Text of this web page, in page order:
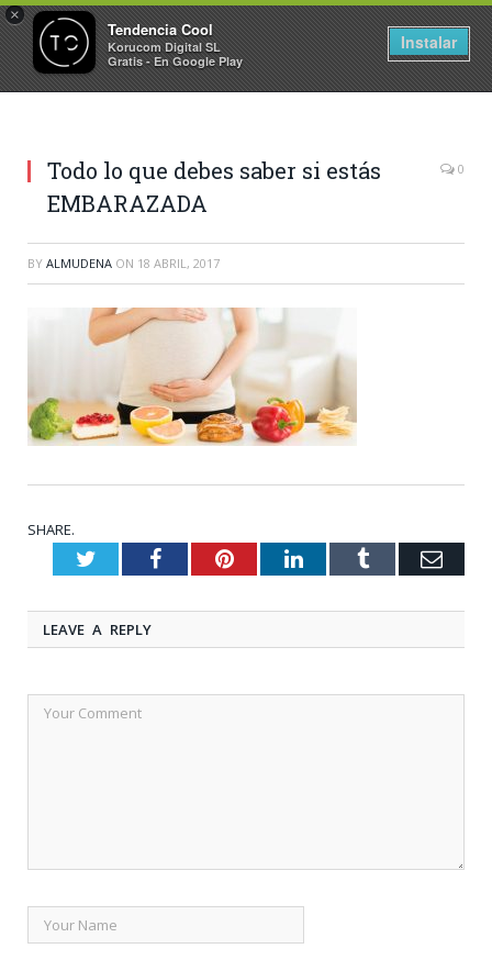
×
Tendencia Cool
Korucom Digital SL
Gratis - En Google Play
Instalar
Todo lo que debes saber si estás
EMBARAZADA
0
BY ALMUDENA ON 18 ABRIL, 2017
SHARE.
TwitterFacebookPinterestLinkedInTumblr
LEAVE A REPLY